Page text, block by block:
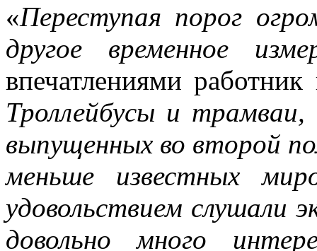
«Переступая порог
другое временное
впечатлениями
Троллейбусы и
выпущенных во второй
меньше известных
удовольствием слушали
довольно много